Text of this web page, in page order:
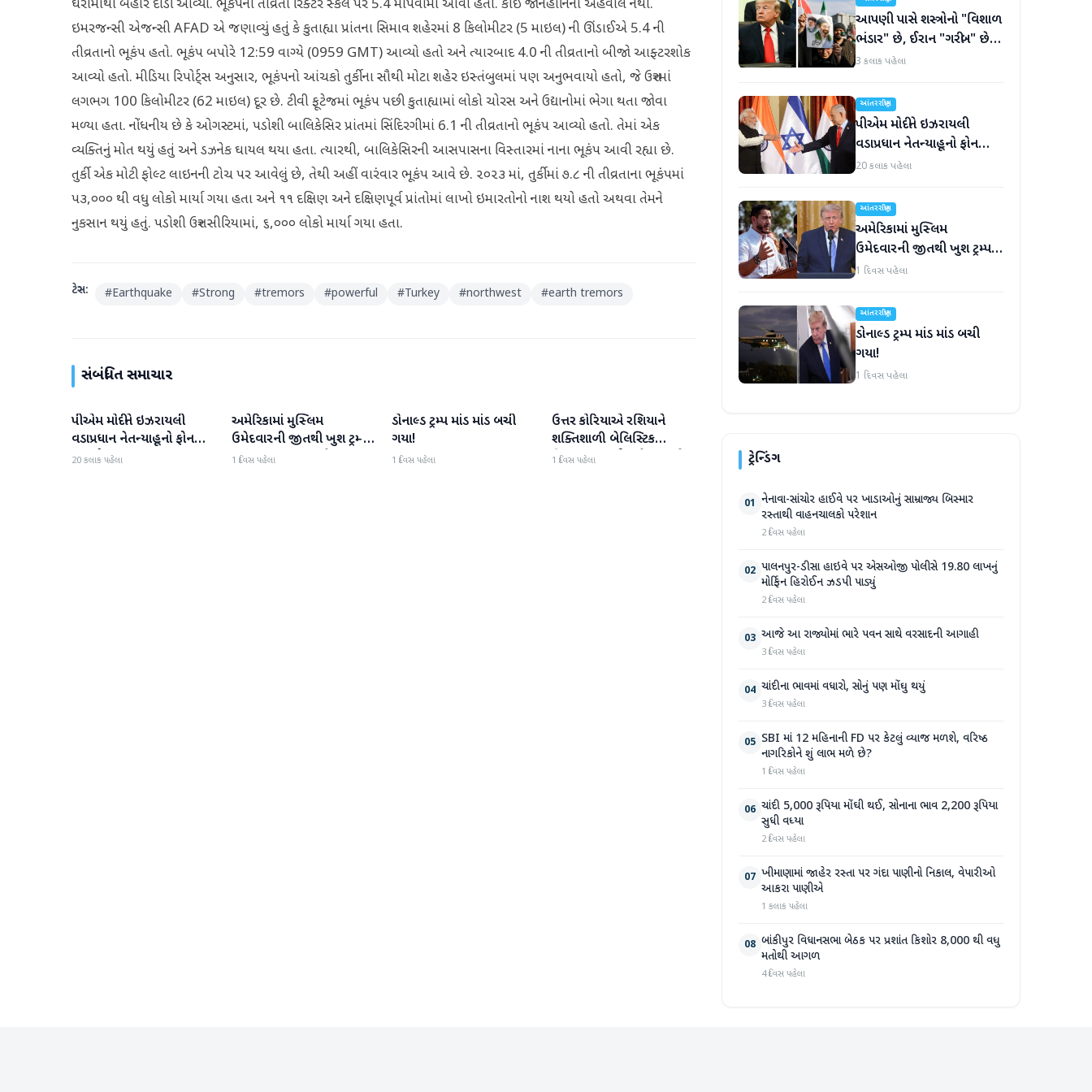
ઘરોમાંથી બહાર દોડી આવ્યા. ભૂકંપની તીવ્રતા રિક્ટર સ્કેલ પર 5.4 માપવામાં આવી હતી. કોઈ જાનહાનિના અહેવાલ નથી.
ઇમરજન્સી એજન્સી AFAD એ જણાવ્યું હતું કે કુતાહ્યા પ્રાંતના સિમાવ શહેરમાં 8 કિલોમીટર (5 માઇલ) ની ઊંડાઈએ 5.4 ની
તીવ્રતાનો ભૂકંપ હતો. ભૂકંપ બપોરે 12:59 વાગ્યે (0959 GMT) આવ્યો હતો અને ત્યારબાદ 4.0 ની તીવ્રતાનો બીજો આફ્ટરશોક
આવ્યો હતો. મીડિયા રિપોર્ટ્સ અનુસાર, ભૂકંપનો આંચકો તુર્કીના સૌથી મોટા શહેર ઇસ્તંબુલમાં પણ અનુભવાયો હતો, જે ઉત્તરમાં
લગભગ 100 કિલોમીટર (62 માઇલ) દૂર છે. ટીવી ફૂટેજમાં ભૂકંપ પછી કુતાહ્યામાં લોકો ચોરસ અને ઉદ્યાનોમાં ભેગા થતા જોવા
મળ્યા હતા. નોંધનીય છે કે ઓગસ્ટમાં, પડોશી બાલિકેસિર પ્રાંતમાં સિંદિરગીમાં 6.1 ની તીવ્રતાનો ભૂકંપ આવ્યો હતો. તેમાં એક
વ્યક્તિનું મોત થયું હતું અને ડઝનેક ઘાયલ થયા હતા. ત્યારથી, બાલિકેસિરની આસપાસના વિસ્તારમાં નાના ભૂકંપ આવી રહ્યા છે.
તુર્કી એક મોટી ફોલ્ટ લાઇનની ટોચ પર આવેલું છે, તેથી અહીં વારંવાર ભૂકંપ આવે છે. ૨૦૨૩ માં, તુર્કીમાં ૭.૮ ની તીવ્રતાના ભૂકંપમાં
૫૩,૦૦૦ થી વધુ લોકો માર્યા ગયા હતા અને ૧૧ દક્ષિણ અને દક્ષિણપૂર્વ પ્રાંતોમાં લાખો ઇમારતોનો નાશ થયો હતો અથવા તેમને
નુકસાન થયું હતું. પડોશી ઉત્તર સીરિયામાં, ૬,૦૦૦ લોકો માર્યા ગયા હતા.
ટેગ્સ: #Earthquake #Strong #tremors #powerful #Turkey #northwest #earth tremors
સંબંધિત સમાચાર
આંતરરાષ્ટ્રીય
પીએમ મોદીને ઇઝરાયલી
વડાપ્રધાન નેતન્યાહૂનો ફોન
આવ્યો
20 કલાક પહેલા
આંતરરાષ્ટ્રીય
અમેરિકામાં મુસ્લિમ
ઉમેદવારની જીતથી ખુશ ટ્રમ્પ,
કહ્યું, 'આ અમારા માટે સારા
1 દિવસ પહેલા
આંતરરાષ્ટ્રીય
ડોનાલ્ડ ટ્રમ્પ માંડ માંડ બચી
ગયા!
1 દિવસ પહેલા
આંતરરાષ્ટ્રીય
ઉત્તર કોરિયાએ રશિયાને
શક્તિશાળી બેલિસ્ટિક
મિસાઇલ આપી, યુક્રેન ગુસ્સે
1 દિવસ પહેલા
આપણી પાસે શસ્ત્રોનો "વિશાળ
ભંડાર" છે, ઈરાન "ગરીબ" છે,
ટ્રમ્પનું નિવેદન
3 કલાક પહેલા
આંતરરાષ્ટ્રીય
પીએમ મોદીને ઇઝરાયલી
વડાપ્રધાન નેતન્યાહૂનો ફોન
આવ્યો
20 કલાક પહેલા
આંતરરાષ્ટ્રીય
અમેરિકામાં મુસ્લિમ
ઉમેદવારની જીતથી ખુશ ટ્રમ્પ,
કહ્યું, 'આ અમારા માટે સારા
1 દિવસ પહેલા
આંતરરાષ્ટ્રીય
ડોનાલ્ડ ટ્રમ્પ માંડ માંડ બચી
ગયા!
1 દિવસ પહેલા
ટ્રેન્ડિંગ
01 નેનાવા-સાંચોર હાઈવે પર ખાડાઓનું સામ્રાજ્ય બિસ્માર
રસ્તાથી વાહનચાલકો પરેશાન
2 દિવસ પહેલા
02 પાલનપુર-ડીસા હાઇવે પર એસઓજી પોલીસે 19.80 લાખનું
મોર્ફિન હિરોઈન ઝડપી પાડ્યું
2 દિવસ પહેલા
03 આજે આ રાજ્યોમાં ભારે પવન સાથે વરસાદની આગાહી
3 દિવસ પહેલા
04 ચાંદીના ભાવમાં વધારો, સોનું પણ મોંઘુ થયું
3 દિવસ પહેલા
05 SBI માં 12 મહિનાની FD પર કેટલું વ્યાજ મળશે, વરિષ્ઠ
નાગરિકોને શું લાભ મળે છે?
1 દિવસ પહેલા
06 ચાંદી 5,000 રૂપિયા મોંઘી થઈ, સોનાના ભાવ 2,200 રૂપિયા
સુધી વધ્યા
2 દિવસ પહેલા
07 ખીમાણામાં જાહેર રસ્તા પર ગંદા પાણીનો નિકાલ, વેપારીઓ
આકરા પાણીએ
1 કલાક પહેલા
08 બાંકીપુર વિધાનસભા બેઠક પર પ્રશાંત કિશોર 8,000 થી વધુ
મતોથી આગળ
4 દિવસ પહેલા